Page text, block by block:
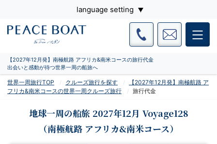
language setting
【2027年12月発】南極航路 アフリカ&南米コースの旅行代金
出会いと感動が待つ世界一周の船旅へ
世界一周旅行TOP クルーズ旅行を探す
【2027年12月発】南極航路 ア
フリカ&南米コースの世界一周クルーズ旅行
旅行代金
地球一周の船旅 2027年12月 Voyage128
（南極航路 アフリカ&南米コース）